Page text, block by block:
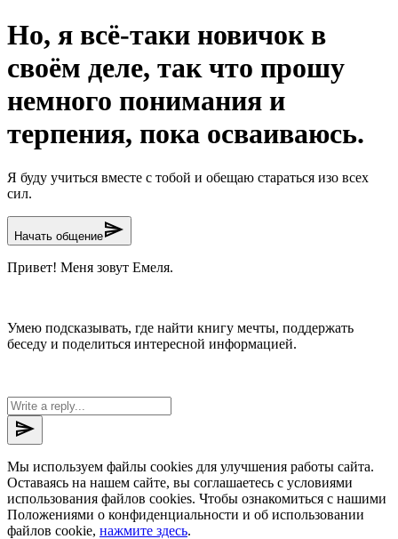
Но, я всё-таки новичок в
своём деле, так что прошу
немного понимания и
терпения, пока осваиваюсь.
Я буду учиться вместе с тобой и обещаю стараться изо всех
сил.
Начать общениеsend
Привет! Меня зовут Емеля.
Умею подсказывать, где найти книгу мечты, поддержать
беседу и поделиться интересной информацией.
send
Мы используем файлы cookies для улучшения работы сайта.
Оставаясь на нашем сайте, вы соглашаетесь с условиями
использования файлов cookies. Чтобы ознакомиться с нашими
Положениями о конфиденциальности и об использовании
файлов cookie, нажмите здесь.